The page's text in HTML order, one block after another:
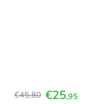
€45,80 €25,95